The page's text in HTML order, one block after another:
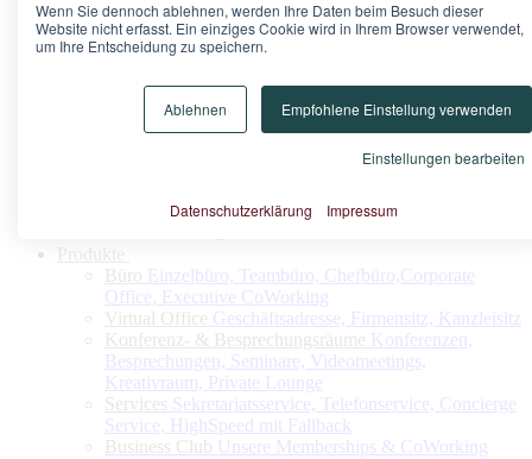
Wenn Sie dennoch ablehnen, werden Ihre Daten beim Besuch dieser
Website nicht erfasst. Ein einziges Cookie wird in Ihrem Browser verwendet,
um Ihre Entscheidung zu speichern.
Einstellungen bearbeiten
Empfohlene Einstellung verwenden
Ablehnen
Datenschutzerklärung Impressum
Stuttgart · KronprinzenpalaisKönigstraße 38
BürokonfiguratorUnser Tipp
Konfigurieren Sie nach Ihrem Bedarf Ihr Virtuelles Büro oder
Produkte
Büro Einzelbüro, Teambüro, Chefbüro,Corporate
Office, Executive CoWorking
Virtual Office Geschäftsadresse, Firmensitz, Kanzleisitz
Konferenz- & Besprechungsräume Konferenzen,
Besprechungen, Seminare, Videomeetings,
Kreativraum, Private Lounge
Services Sekretariatsservice, Telefonservice, Concierge
Service, HighSpeed mit Fallback
Business Club Unsere Memberships & CoWorking